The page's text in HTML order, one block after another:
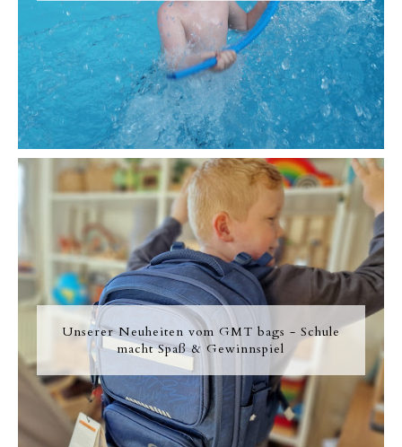
Unserer Neuheiten vom GMT bags - Schule
macht Spaß & Gewinnspiel